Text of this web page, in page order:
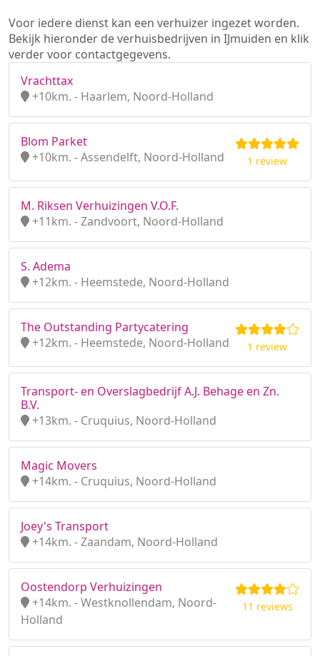
Voor iedere dienst kan een verhuizer ingezet worden.
Bekijk hieronder de verhuisbedrijven in IJmuiden en klik
verder voor contactgegevens.
Vrachttax
+10km. - Haarlem, Noord-Holland
Blom Parket
+10km. - Assendelft, Noord-Holland
1 review
M. Riksen Verhuizingen V.O.F.
+11km. - Zandvoort, Noord-Holland
S. Adema
+12km. - Heemstede, Noord-Holland
The Outstanding Partycatering
+12km. - Heemstede, Noord-Holland
1 review
Transport- en Overslagbedrijf A.J. Behage en Zn.
B.V.
+13km. - Cruquius, Noord-Holland
Magic Movers
+14km. - Cruquius, Noord-Holland
Joey's Transport
+14km. - Zaandam, Noord-Holland
Oostendorp Verhuizingen
+14km. - Westknollendam, Noord-
Holland
11 reviews